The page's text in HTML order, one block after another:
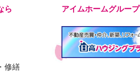
ら
修繕
アイムホームグループ